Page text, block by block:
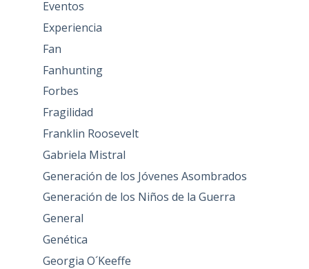
Eventos
Experiencia
Fan
Fanhunting
Forbes
Fragilidad
Franklin Roosevelt
Gabriela Mistral
Generación de los Jóvenes Asombrados
Generación de los Niños de la Guerra
General
Genética
Georgia O´Keeffe